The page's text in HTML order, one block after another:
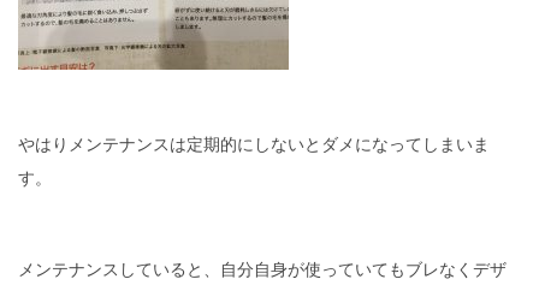
やはりメンテナンスは定期的にしないとダメになってしまいま
す。
メンテナンスしていると、自分自身が使っていてもブレなくデザ